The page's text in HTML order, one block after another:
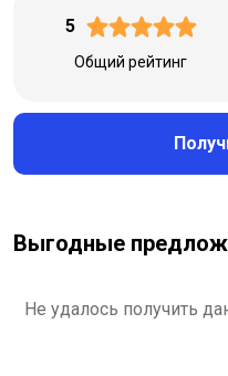
5
Общий рейтинг
Выгодные
Не удалось получить